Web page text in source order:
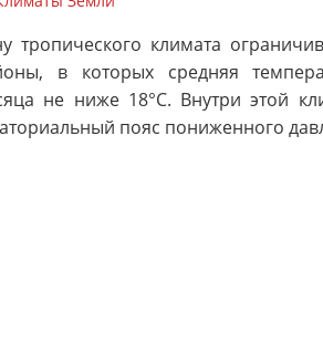
тропического климата
в которых средняя
не ниже 18°С. Внутри этой
пояс пониженного